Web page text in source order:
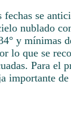
fechas se
nublado
y mínimas
lo que se
Para el
importante